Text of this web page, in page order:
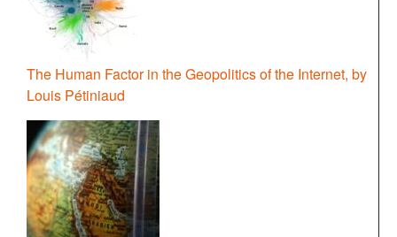
The Human Factor in the Geopolitics of the Internet, by
Louis Pétiniaud